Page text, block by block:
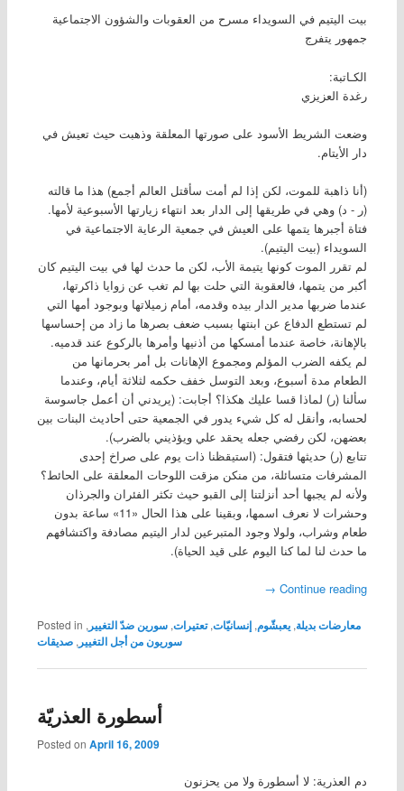
بيت اليتيم في السويداء مسرح من العقوبات والشؤون الاجتماعية
جمهور يتفرج
الكـاتبة:
رغدة العزيزي
وضعت الشريط الأسود على صورتها المعلقة وذهبت حيث تعيش في
دار الأيتام.
(أنا ذاهبة للموت، لكن إذا لم أمت سأقتل العالم أجمع) هذا ما قالته
(ر - د) وهي في طريقها إلى الدار بعد انتهاء زيارتها الأسبوعية لأمها.
فتاة أجبرها يتمها على العيش في جمعية الرعاية الاجتماعية في
السويداء (بيت اليتيم).
لم تقرر الموت كونها يتيمة الأب، لكن ما حدث لها في بيت اليتيم كان
أكبر من يتمها، فالعقوبة التي حلت بها لم تغب عن زوايا ذاكرتها،
عندما ضربها مدير الدار بيده وقدمه، أمام زميلاتها وبوجود أمها التي
لم تستطع الدفاع عن ابنتها بسبب ضعف بصرها ما زاد من إحساسها
بالإهانة، خاصة عندما أمسكها من أذنيها وأمرها بالركوع عند قدميه.
لم يكفه الضرب المؤلم ومجموع الإهانات بل أمر بحرمانها من
الطعام مدة أسبوع، وبعد التوسل خفف حكمه لثلاثة أيام، وعندما
سألنا (ر) لماذا قسا عليك هكذا؟ أجابت: (يريدني أن أعمل جاسوسة
لحسابه، وأنقل له كل شيء يدور في الجمعية حتى أحاديث البنات بين
بعضهن، لكن رفضي جعله يحقد علي ويؤذيني بالضرب).
تتابع (ر) حديثها فتقول: (استيقظنا ذات يوم على صراخ إحدى
المشرفات متسائلة، من منكن مزقت اللوحات المعلقة على الحائط؟
ولأنه لم يجبها أحد أنزلتنا إلى القبو حيث تكثر الفئران والجرذان
وحشرات لا نعرف اسمها، وبقينا على هذا الحال «11» ساعة بدون
طعام وشراب، ولولا وجود المتبرعين لدار اليتيم مصادفة واكتشافهم
ما حدث لنا لما كنا اليوم على قيد الحياة).
Continue reading
→
Posted in معارضات بديلة,يعبشّوم,إنسانيّات,تعتيرات,سورين ضدّ التغيير,
سوريون من أجل التغيير,صديقات
أسطورة العذريّة
Posted on April 16, 2009
دم العذرية: لا أسطورة ولا من يحزنون